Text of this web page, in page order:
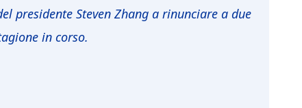
presidente Steven Zhang a rinunciare a due
in corso.